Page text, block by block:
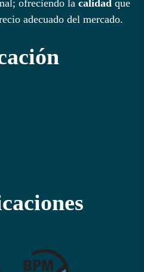
ofreciendo la calidad que
adecuado del mercado.